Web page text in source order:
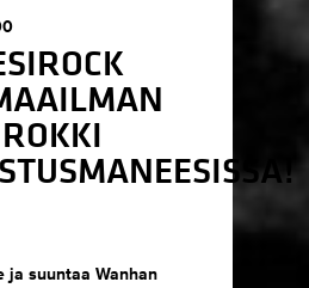
ja suuntaa Wanhan